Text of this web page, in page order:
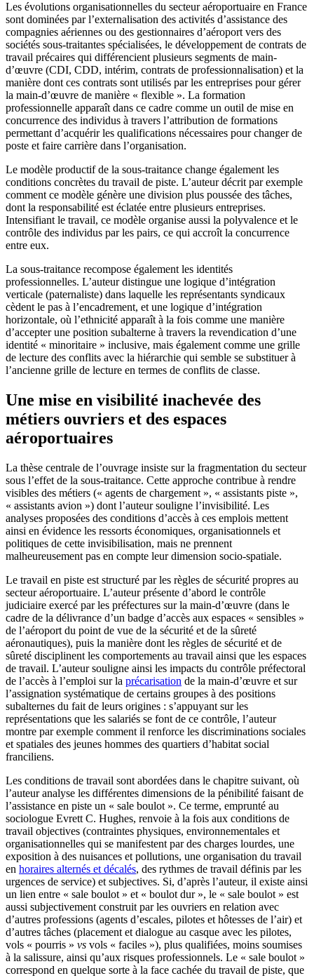
Les évolutions organisationnelles du secteur aéroportuaire en France
sont dominées par l’externalisation des activités d’assistance des
compagnies aériennes ou des gestionnaires d’aéroport vers des
sociétés sous-traitantes spécialisées, le développement de contrats de
travail précaires qui différencient plusieurs segments de main-
d’œuvre (CDI, CDD, intérim, contrats de professionnalisation) et la
manière dont ces contrats sont utilisés par les entreprises pour gérer
la main-d’œuvre de manière « flexible ». La formation
professionnelle apparaît dans ce cadre comme un outil de mise en
concurrence des individus à travers l’attribution de formations
permettant d’acquérir les qualifications nécessaires pour changer de
poste et faire carrière dans l’organisation.
Le modèle productif de la sous-traitance change également les
conditions concrètes du travail de piste. L’auteur décrit par exemple
comment ce modèle génère une division plus poussée des tâches,
dont la responsabilité est éclatée entre plusieurs entreprises.
Intensifiant le travail, ce modèle organise aussi la polyvalence et le
contrôle des individus par les pairs, ce qui accroît la concurrence
entre eux.
La sous-traitance recompose également les identités
professionnelles. L’auteur distingue une logique d’intégration
verticale (paternaliste) dans laquelle les représentants syndicaux
cèdent le pas à l’encadrement, et une logique d’intégration
horizontale, où l’ethnicité apparaît à la fois comme une manière
d’accepter une position subalterne à travers la revendication d’une
identité « minoritaire » inclusive, mais également comme une grille
de lecture des conflits avec la hiérarchie qui semble se substituer à
l’ancienne grille de lecture en termes de conflits de classe.
Une mise en visibilité inachevée des
métiers ouvriers et des espaces
aéroportuaires
La thèse centrale de l’ouvrage insiste sur la fragmentation du secteur
sous l’effet de la sous-traitance. Cette approche contribue à rendre
visibles des métiers (« agents de chargement », « assistants piste »,
« assistants avion ») dont l’auteur souligne l’invisibilité. Les
analyses proposées des conditions d’accès à ces emplois mettent
ainsi en évidence les ressorts économiques, organisationnels et
politiques de cette invisibilisation, mais ne prennent
malheureusement pas en compte leur dimension socio-spatiale.
Le travail en piste est structuré par les règles de sécurité propres au
secteur aéroportuaire. L’auteur présente d’abord le contrôle
judiciaire exercé par les préfectures sur la main-d’œuvre (dans le
cadre de la délivrance d’un badge d’accès aux espaces « sensibles »
de l’aéroport du point de vue de la sécurité et de la sûreté
aéronautiques), puis la manière dont les règles de sécurité et de
sûreté disciplinent les comportements au travail ainsi que les espaces
de travail. L’auteur souligne ainsi les impacts du contrôle préfectoral
de l’accès à l’emploi sur la précarisation de la main-d’œuvre et sur
l’assignation systématique de certains groupes à des positions
subalternes du fait de leurs origines : s’appuyant sur les
représentations que les salariés se font de ce contrôle, l’auteur
montre par exemple comment il renforce les discriminations sociales
et spatiales des jeunes hommes des quartiers d’habitat social
franciliens.
Les conditions de travail sont abordées dans le chapitre suivant, où
l’auteur analyse les différentes dimensions de la pénibilité faisant de
l’assistance en piste un « sale boulot ». Ce terme, emprunté au
sociologue Evrett C. Hughes, renvoie à la fois aux conditions de
travail objectives (contraintes physiques, environnementales et
organisationnelles qui se manifestent par des charges lourdes, une
exposition à des nuisances et pollutions, une organisation du travail
en horaires alternés et décalés, des rythmes de travail définis par les
urgences de service) et subjectives. Si, d’après l’auteur, il existe ainsi
un lien entre « sale boulot » et « boulot dur », le « sale boulot » est
aussi subjectivement construit par les ouvriers en relation avec
d’autres professions (agents d’escales, pilotes et hôtesses de l’air) et
d’autres tâches (placement et dialogue au casque avec les pilotes,
vols « pourris » vs vols « faciles »), plus qualifiées, moins soumises
à la salissure, ainsi qu’aux risques professionnels. Le « sale boulot »
correspond en quelque sorte à la face cachée du travail de piste, que